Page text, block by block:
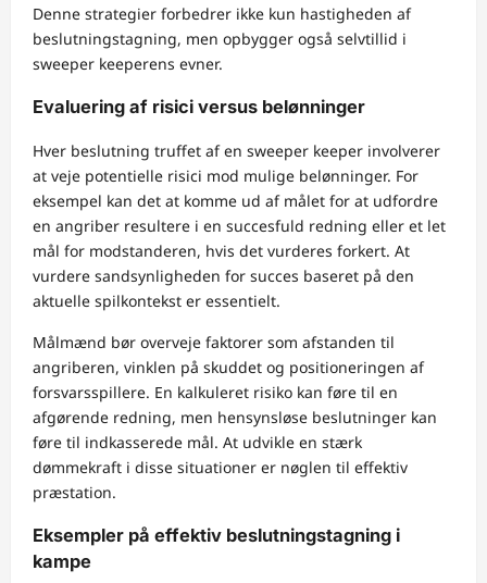
Denne strategier forbedrer ikke kun hastigheden af
beslutningstagning, men opbygger også selvtillid i
sweeper keeperens evner.
Evaluering af risici versus belønninger
Hver beslutning truffet af en sweeper keeper involverer
at veje potentielle risici mod mulige belønninger. For
eksempel kan det at komme ud af målet for at udfordre
en angriber resultere i en succesfuld redning eller et let
mål for modstanderen, hvis det vurderes forkert. At
vurdere sandsynligheden for succes baseret på den
aktuelle spilkontekst er essentielt.
Målmænd bør overveje faktorer som afstanden til
angriberen, vinklen på skuddet og positioneringen af
forsvarsspillere. En kalkuleret risiko kan føre til en
afgørende redning, men hensynsløse beslutninger kan
føre til indkasserede mål. At udvikle en stærk
dømmekraft i disse situationer er nøglen til effektiv
præstation.
Eksempler på effektiv beslutningstagning i
kampe